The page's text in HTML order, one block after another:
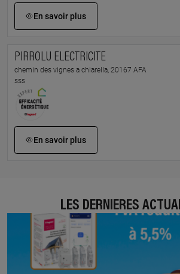
En savoir plus
PIRROLU ELECTRICITE
chemin des vignes a chiarella, 20167 AFA
sss
En savoir plus
LES DERNIÈRES